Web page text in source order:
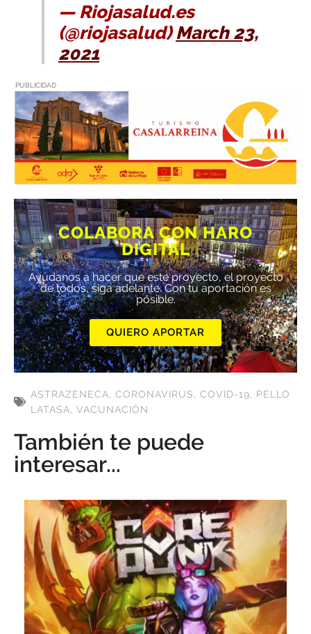
— Riojasalud.es
(@riojasalud) March 23,
2021
PUBLICIDAD
COLABORA CON HARO
DIGITAL
Ayúdanos a hacer que este proyecto, el proyecto
de todos, siga adelante. Con tu aportación es
posible.
QUIERO APORTAR
ASTRAZENECA, CORONAVIRUS, COVID-19, PELLO
LATASA, VACUNACIÓN
También te puede
interesar...